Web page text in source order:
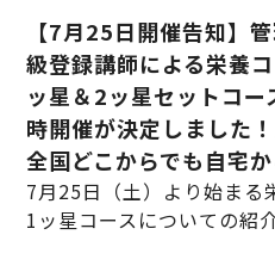
【7月25日開催告知】
級登録講師による栄養
ッ星＆2ッ星セットコ
時開催が決定しました
全国どこからでも自宅
7月25日（土）より始まる
1ッ星コースについての紹